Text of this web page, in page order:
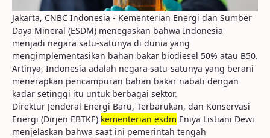
Jakarta, CNBC Indonesia - Kementerian Energi dan Sumber
Daya Mineral (ESDM) menegaskan bahwa Indonesia
menjadi negara satu-satunya di dunia yang
mengimplementasikan bahan bakar biodiesel 50% atau B50.
Artinya, Indonesia adalah negara satu-satunya yang berani
menerapkan pencampuran bahan bakar nabati dengan
kadar setinggi itu untuk berbagai sektor.
Direktur Jenderal Energi Baru, Terbarukan, dan Konservasi
Energi (Dirjen EBTKE) kementerian esdm Eniya Listiani Dewi
menjelaskan bahwa saat ini pemerintah tengah